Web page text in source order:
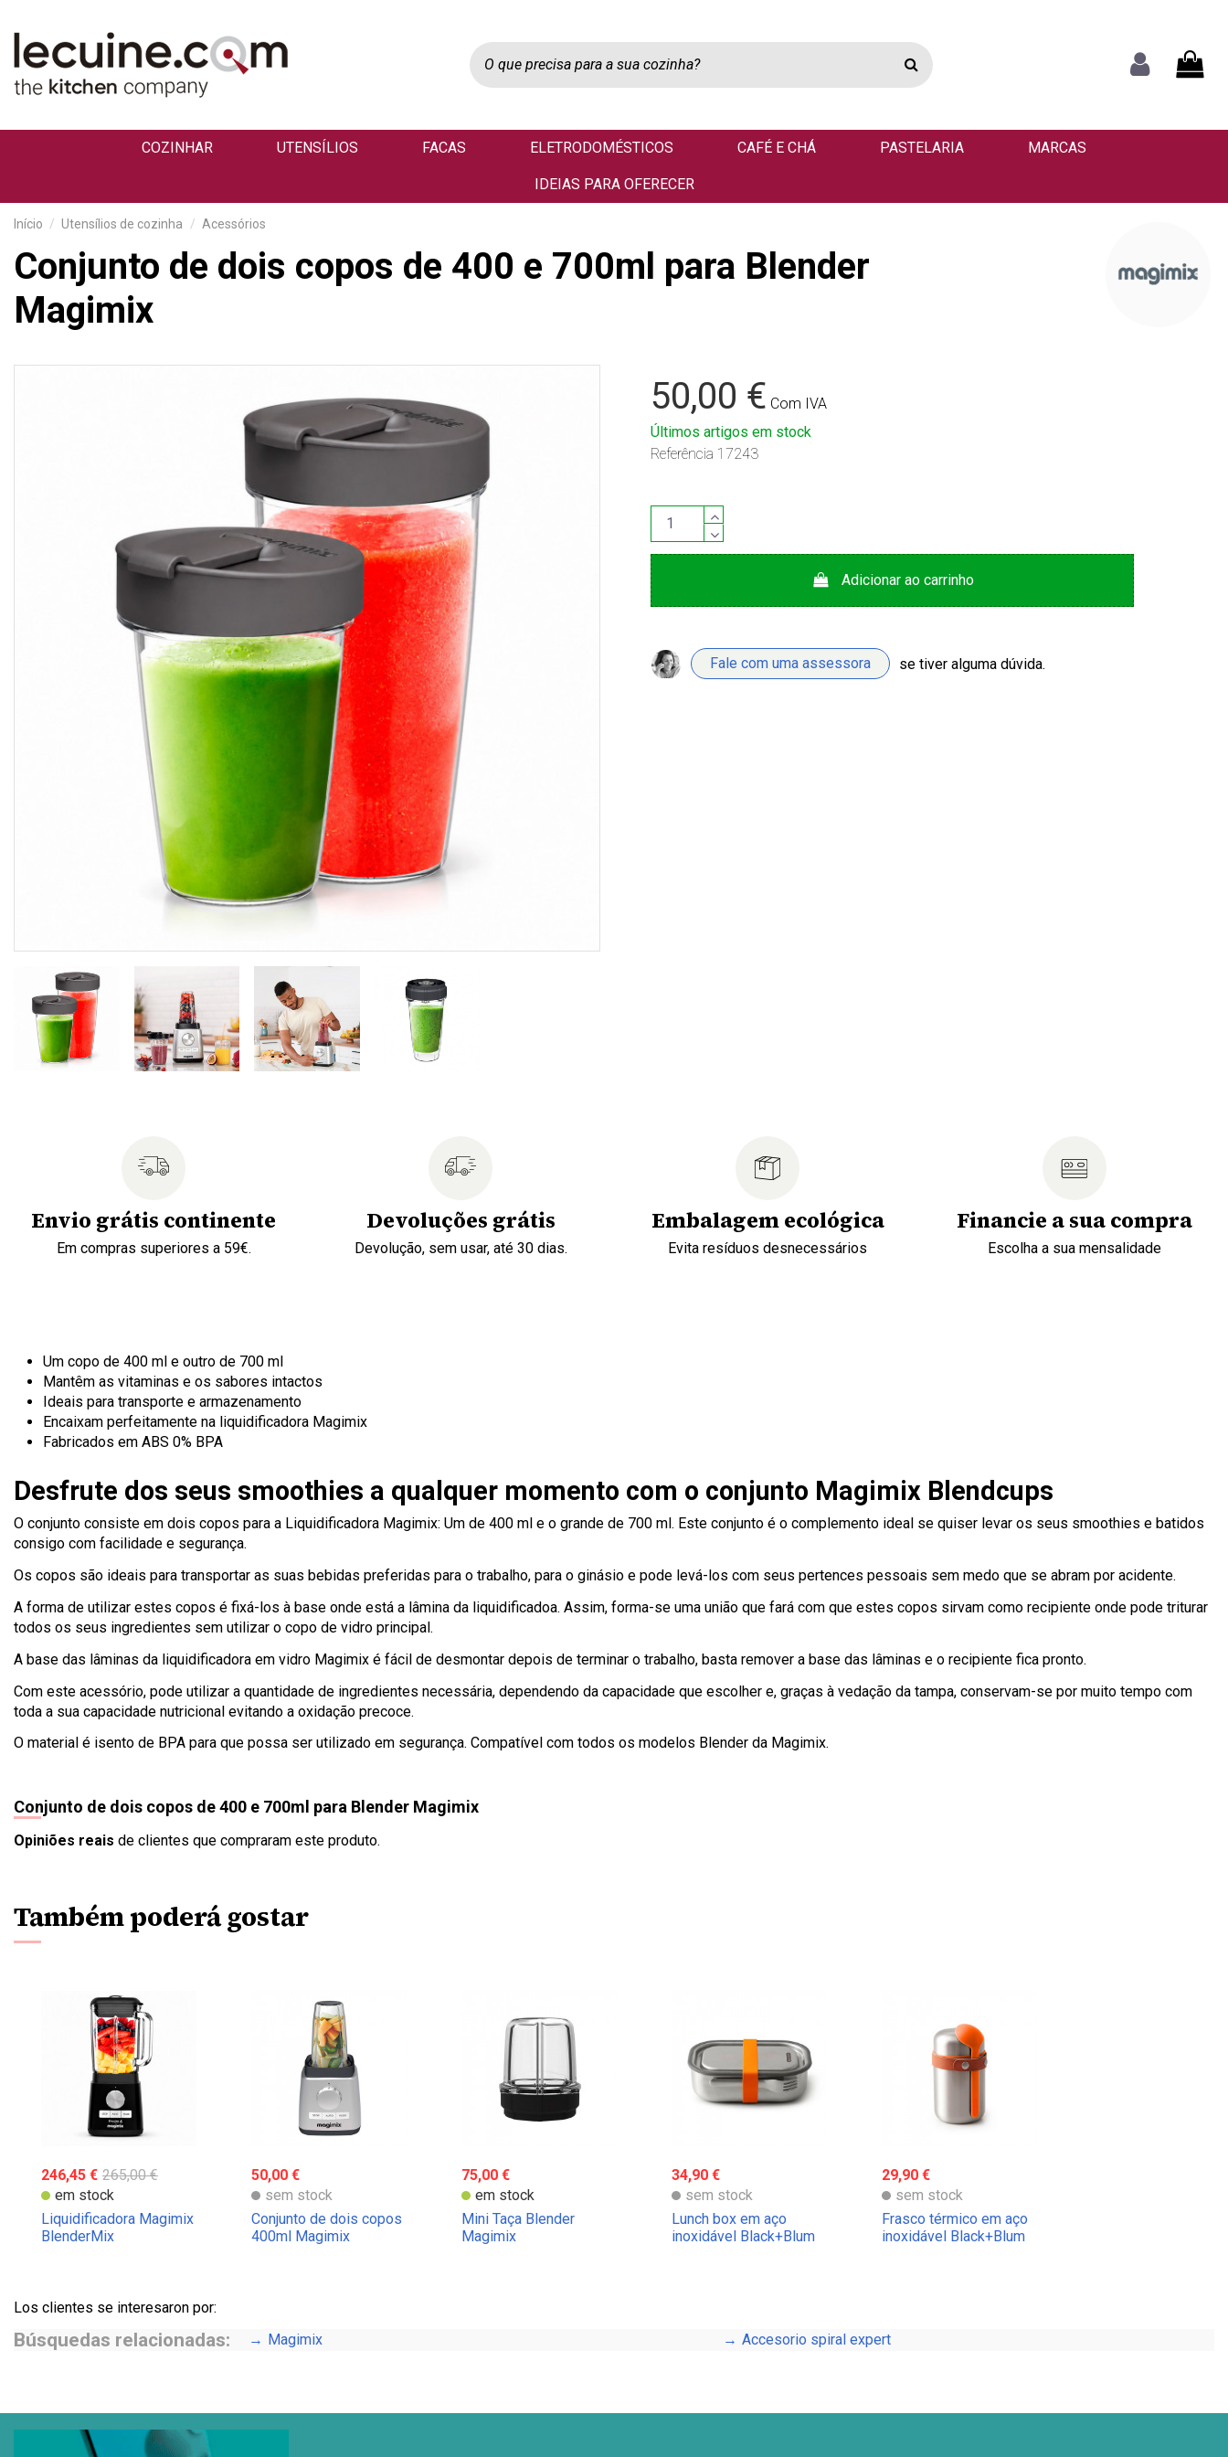
COZINHAR UTENSÍLIOS FACAS ELETRODOMÉSTICOS CAFÉ E CHÁ PASTELARIA MARCAS
IDEIAS PARA OFERECER
Início Utensílios de cozinha Acessórios
Conjunto de dois copos de 400 e 700ml para Blender
Magimix
50,00 € Com IVA
Últimos artigos em stock
Referência 17243
Adicionar ao carrinho
Fale com uma assessora se tiver alguma dúvida.
Envio grátis continente
Em compras superiores a 59€.
Devoluções grátis
Devolução, sem usar, até 30 dias.
Embalagem ecológica
Evita resíduos desnecessários
Financie a sua compra
Escolha a sua mensalidade
Um copo de 400 ml e outro de 700 ml
Mantêm as vitaminas e os sabores intactos
Ideais para transporte e armazenamento
Encaixam perfeitamente na liquidificadora Magimix
Fabricados em ABS 0% BPA
Desfrute dos seus smoothies a qualquer momento com o conjunto Magimix Blendcups
O conjunto consiste em dois copos para a Liquidificadora Magimix: Um de 400 ml e o grande de 700 ml. Este conjunto é o complemento ideal se quiser levar os seus smoothies e batidos
consigo com facilidade e segurança.
Os copos são ideais para transportar as suas bebidas preferidas para o trabalho, para o ginásio e pode levá-los com seus pertences pessoais sem medo que se abram por acidente.
A forma de utilizar estes copos é fixá-los à base onde está a lâmina da liquidificadoa. Assim, forma-se uma união que fará com que estes copos sirvam como recipiente onde pode triturar
todos os seus ingredientes sem utilizar o copo de vidro principal.
A base das lâminas da liquidificadora em vidro Magimix é fácil de desmontar depois de terminar o trabalho, basta remover a base das lâminas e o recipiente fica pronto.
Com este acessório, pode utilizar a quantidade de ingredientes necessária, dependendo da capacidade que escolher e, graças à vedação da tampa, conservam-se por muito tempo com
toda a sua capacidade nutricional evitando a oxidação precoce.
O material é isento de BPA para que possa ser utilizado em segurança. Compatível com todos os modelos Blender da Magimix.
Conjunto de dois copos de 400 e 700ml para Blender Magimix
Opiniões reais de clientes que compraram este produto.
Também poderá gostar
246,45 € 265,00 €
em stock
Liquidificadora Magimix
BlenderMix
50,00 €
sem stock
Conjunto de dois copos
400ml Magimix
75,00 €
em stock
Mini Taça Blender
Magimix
34,90 €
sem stock
Lunch box em aço
inoxidável Black+Blum
29,90 €
sem stock
Frasco térmico em aço
inoxidável Black+Blum
Los clientes se interesaron por:
Búsquedas relacionadas: Magimix Accesorio spiral expert